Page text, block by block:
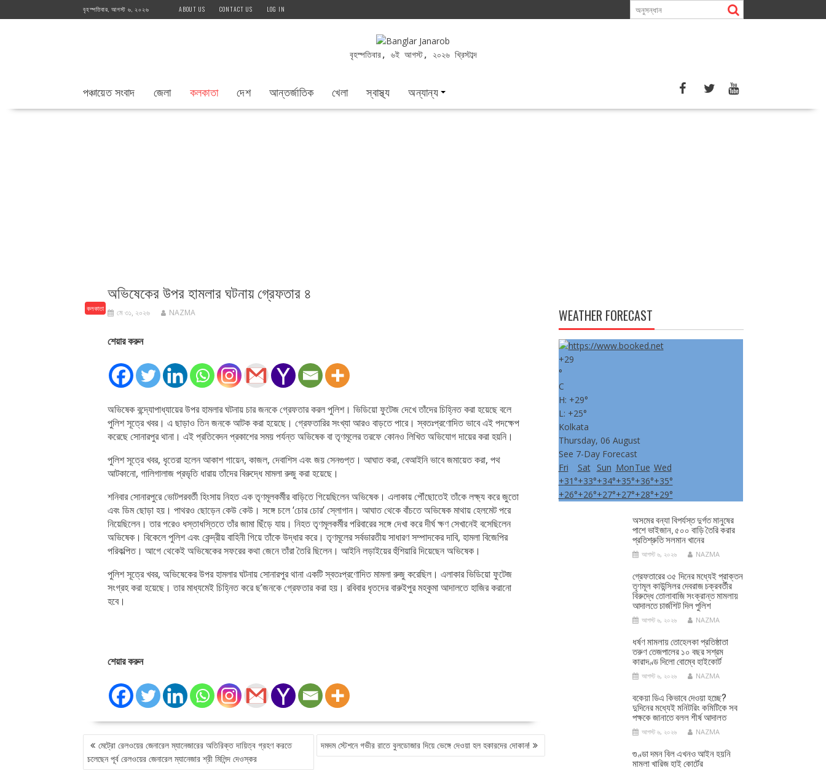
to
বৃহস্পতিবার, আগস্ট ৬, ২০২৬ ABOUT US CONTACT US LOG IN
বৃহস্পতিবার, ৬ই আগস্ট, ২০২৬ খ্রিস্টাব্দ
পঞ্চায়েত সংবাদ জেলা কলকাতা দেশ আন্তর্জাতিক খেলা স্বাস্থ্য অন্যান্য
কলকাতা
অভিষেকের উপর হামলার ঘটনায় গ্রেফতার ৪
মে ৩১, ২০২৬ NAZMA
শেয়ার করুন
অভিষেক বন্দ্যোপাধ্যায়ের উপর হামলার ঘটনায় চার জনকে গ্রেফতার করল পুলিশ। ভিডিয়ো ফুটেজ দেখে তাঁদের চিহ্নিত করা হয়েছে বলে
পুলিশ সূত্রে খবর। এ ছাড়াও তিন জনকে আটক করা হয়েছে। গ্রেফতারির সংখ্যা আরও বাড়তে পারে। স্বতঃপ্রণোদিত ভাবে এই পদক্ষেপ
করেছে সোনারপুর থানা। এই প্রতিবেদন প্রকাশের সময় পর্যন্ত অভিষেক বা তৃণমূলের তরফে কোনও লিখিত অভিযোগ দায়ের করা হয়নি।
পুলিশ সূত্রে খবর, ধৃতেরা হলেন আকাশ গায়েন, কাজল, দেবাশিস এবং জয় সেনগুপ্ত। আঘাত করা, বেআইনি ভাবে জমায়েত করা, পথ
আটকানো, গালিগালাজ প্রভৃতি ধারায় তাঁদের বিরুদ্ধে মামলা রুজু করা হয়েছে।
শনিবার সোনারপুরে ভোটপরবর্তী হিংসায় নিহত এক তৃণমূলকর্মীর বাড়িতে গিয়েছিলেন অভিষেক। এলাকায় পৌঁছোতেই তাঁকে লক্ষ্য করে জুতো
এবং ডিম ছোড়া হয়। পাথরও ছোড়েন কেউ কেউ। সঙ্গে চলে ‘চোর চোর’ স্লোগান। আঘাত থেকে বাঁচতে অভিষেক মাথায় হেলমেট পরে
নিয়েছিলেন। তার পরেও ধস্তাধস্তিতে তাঁর জামা ছিঁড়ে যায়। নিহত তৃণমূলকর্মীর পরিবারের সঙ্গে দেখা করে দীর্ঘ ক্ষণ সেখানেই বসেছিলেন
অভিষেক। বিকেলে পুলিশ এবং কেন্দ্রীয় বাহিনী গিয়ে তাঁকে উদ্ধার করে। তৃণমূলের সর্বভারতীয় সাধারণ সম্পাদকের দাবি, হামলা বিজেপির
পরিকল্পিত। আগে থেকেই অভিষেকের সফরের কথা জেনে তাঁরা তৈরি ছিলেন। আইনি লড়াইয়ের হুঁশিয়ারি দিয়েছেন অভিষেক।
পুলিশ সূত্রে খবর, অভিষেকের উপর হামলার ঘটনায় সোনারপুর থানা একটি স্বতঃপ্রণোদিত মামলা রুজু করেছিল। এলাকার ভিডিয়ো ফুটেজ
সংগ্রহ করা হয়েছে। তার মাধ্যমেই চিহ্নিত করে ছ’জনকে গ্রেফতার করা হয়। রবিবার ধৃতদের বারুইপুর মহকুমা আদালতে হাজির করানো
হবে।
শেয়ার করুন
POST
NAVIGATION
মেট্রো রেলওয়ের জেনারেল ম্যানেজারের অতিরিক্ত দায়িত্ব গ্রহণ করতে
চলেছেন পূর্ব রেলওয়ের জেনারেল ম্যানেজার শ্রী মিলিন্দ দেওস্কর
দমদম স্টেশনে গভীর রাতে বুলডোজার দিয়ে ভেঙ্গে দেওয়া হল হকারদের দোকান!
WEATHER FORECAST
+29
°
C
H: +29°
L: +25°
Kolkata
Thursday, 06 August
See 7-Day Forecast
Fri
Sat Sun MonTue Wed
+31°+33°+34°+35°+36°+35°
+26°+26°+27°+27°+28°+29°
অসমের বন্যা বিপর্যস্ত দুর্গত মানুষের
পাশে ভাইজান, ৫০০ বাড়ি তৈরি করার
প্রতিশ্রুতি সলমান খানের
আগস্ট ৬, ২০২৬ NAZMA
গ্রেফতারের ৩৫ দিনের মধ্যেই প্রাক্তন
তৃণমূল কাউন্সিলর দেবরাজ চক্রবর্তীর
বিরুদ্ধে তোলাবাজি সংক্রান্ত মামলায়
আদালতে চার্জশিট দিল পুলিশ
আগস্ট ৬, ২০২৬ NAZMA
ধর্ষণ মামলায় তোহেলকা প্রতিষ্ঠাতা
তরুণ তেজপালের ১০ বছর সশ্রম
কারাদণ্ড দিলো বোম্বে হাইকোর্ট
আগস্ট ৬, ২০২৬ NAZMA
বকেয়া ডিএ কিভাবে দেওয়া হচ্ছে?
দুদিনের মধ্যেই মনিটরিং কমিটিকে সব
পক্ষকে জানাতে বলল শীর্ষ আদালত
আগস্ট ৬, ২০২৬ NAZMA
গুণ্ডা দমন বিল এখনও আইন হয়নি
মামলা খারিজ হাই কোর্টের